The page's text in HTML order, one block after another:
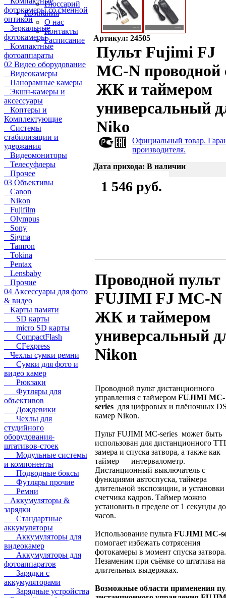
Глоссарий
Компания
О нас
Контакты
Расписание
фотокамеры со сменной
оптикой
Зеркальные
фотокамеры
Компактные
фотоаппараты
02 Видео оборудование
Видеокамеры
Панорамные камеры
Экшн-камеры и
аксессуары
Коптеры и
Комплектующие
Системы
стабилизации и
удержания
Видеомониторы
Телесуфлеры
Прочее
03 Объективы
Canon
Nikon
Fujifilm
Olympus
Sony
Sigma
Tamron
Tokina
Pentax
Lensbaby
Прочие
04 Аксессуары для фото
& видео
Карты памяти
SD карты
micro SD карты
CompactFlash
CFexpress
Чехлы сумки ремни
Сумки для фото и
видео камер
Рюкзаки
Футляры для
объективов
Дождевики
Чехлы для
студийного
оборудования-
штативов-стоек
Модульные системы
и компоненты
Подводные боксы
Футляры прочие
Ремни
Аккумуляторы &
зарядки
Стандартные
аккумуляторы
Аккумуляторы для
видеокамер
Аккумуляторы для
фотоаппаратов
Зарядки с
аккумуляторами
Зарядные устройства
Артикул: 24505
Пульт Fujimi FJ
MC-N проводной
ЖК и таймером
универсальный
Niko
Официальный товар.
производителя.
Дата прихода: В наличии
1 546 руб.
Проводной пульт
FUJIMI FJ MC-N
ЖК и таймером
универсальный
Nikon
Проводной пульт дистанционного
управления с таймером FUJIMI MC-
series для цифровых и плёночных
камер Nikon.
Пульт FUJIMI MC-series может быть
использован для дистанционного
замера и спуска затвора, а также как
таймер — интервалометр.
Дистанционный выключатель с
функциями автоспуска, таймера
длительной экспозиции, и установки
счетчика кадров. Таймер можно
установить в пределе от 1 секунды
часов.
Использование пульта FUJIMI MC-
помогает избежать сотрясения
фотокамеры в момент спуска затвора.
Незаменим при съёмке со штатива на
длительных выдержках.
Возможные области применения